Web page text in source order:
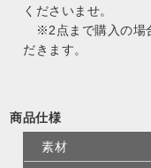
くださいませ。
※2点まで購入の場
だきます。
商品仕様
素材